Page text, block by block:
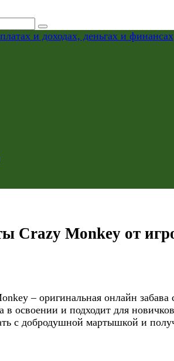
Crazy Monkey от
– оригинальная онлайн забава
в освоении и подходит для
с добродушной мартышкой и